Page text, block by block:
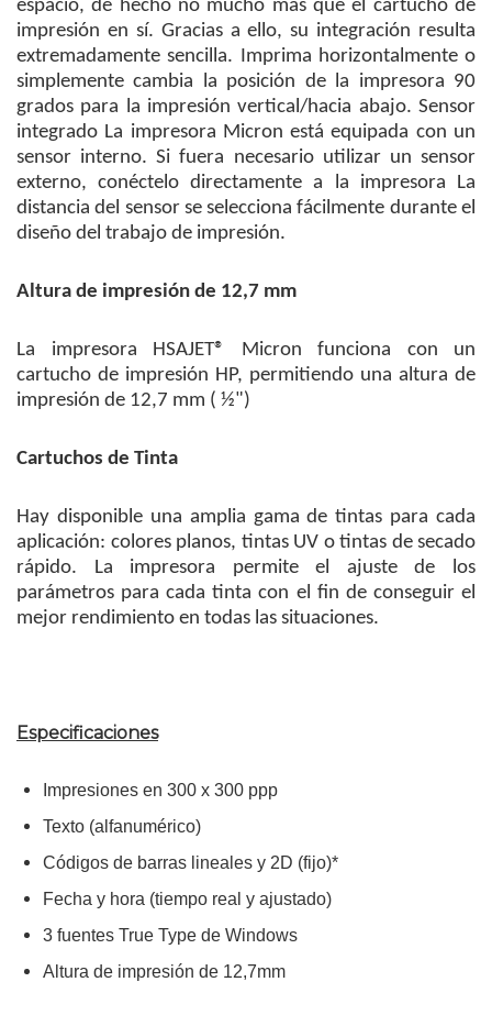
espacio, de hecho no mucho más que el cartucho de
impresión en sí. Gracias a ello, su integración resulta
extremadamente sencilla. Imprima horizontalmente o
simplemente cambia la posición de la impresora 90
grados para la impresión vertical/hacia abajo. Sensor
integrado La impresora Micron está equipada con un
sensor interno. Si fuera necesario utilizar un sensor
externo, conéctelo directamente a la impresora La
distancia del sensor se selecciona fácilmente durante el
diseño del trabajo de impresión.
Altura de impresión de 12,7 mm
La impresora HSAJET® Micron funciona con un
cartucho de impresión HP, permitiendo una altura de
impresión de 12,7 mm ( ½")
Cartuchos de Tinta
Hay disponible una amplia gama de tintas para cada
aplicación: colores planos, tintas UV o tintas de secado
rápido. La impresora permite el ajuste de los
parámetros para cada tinta con el fin de conseguir el
mejor rendimiento en todas las situaciones.
Especificaciones
Impresiones en 300 x 300 ppp
Texto (alfanumérico)
Códigos de barras lineales y 2D (fijo)*
Fecha y hora (tiempo real y ajustado)
3 fuentes True Type de Windows
Altura de impresión de 12,7mm